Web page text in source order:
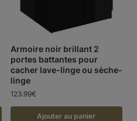
Armoire noir brillant 2
portes battantes pour
cacher lave-linge ou sèche-
linge
123.99€
Ajouter au panier